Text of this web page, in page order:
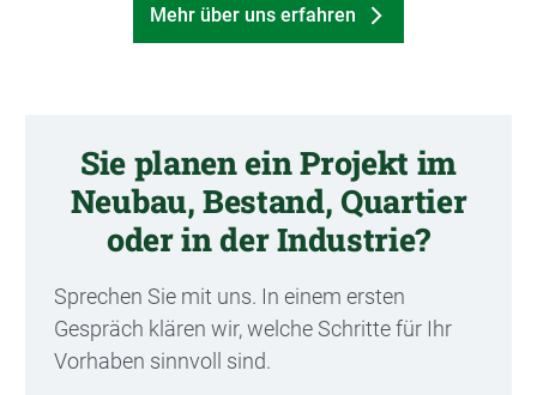
Mehr über uns erfahren
Sie planen ein Projekt im
Neubau, Bestand, Quartier
oder in der Industrie?
Sprechen Sie mit uns. In einem ersten
Gespräch klären wir, welche Schritte für Ihr
Vorhaben sinnvoll sind.